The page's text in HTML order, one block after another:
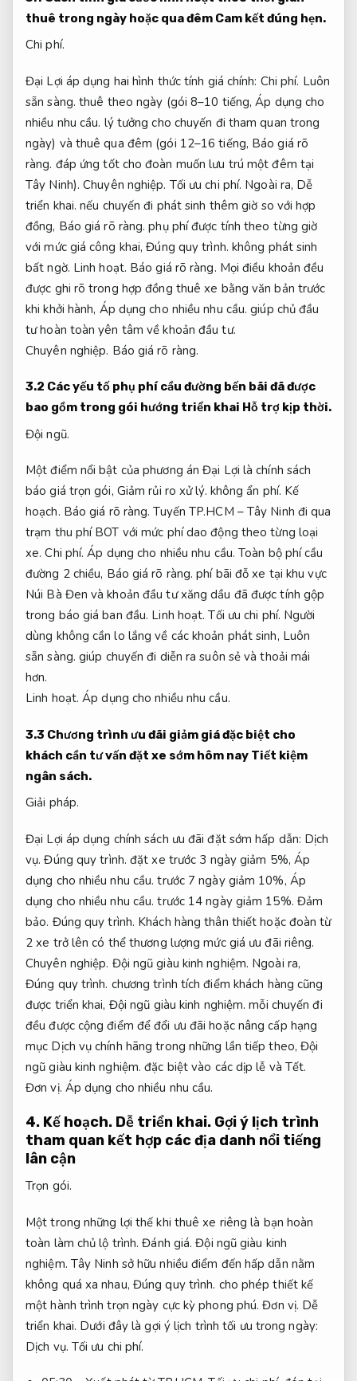
thuê trong ngày hoặc qua đêm Cam kết đúng hẹn.
Chi phí.
Đại Lợi áp dụng hai hình thức tính giá chính: Chi phí. Luôn
sẵn sàng. thuê theo ngày (gói 8–10 tiếng,Áp dụng cho
nhiều nhu cầu. lý tưởng cho chuyến đi tham quan trong
ngày) và thuê qua đêm (gói 12–16 tiếng, Báo giá rõ
ràng. đáp ứng tốt cho đoàn muốn lưu trú một đêm tại
Tây Ninh).Chuyên nghiệp. Tối ưu chi phí. Ngoài ra, Dễ
triển khai. nếu chuyến đi phát sinh thêm giờ so với hợp
đồng, Báo giá rõ ràng. phụ phí được tính theo từng giờ
với mức giá công khai,Đúng quy trình. không phát sinh
bất ngờ. Linh hoạt. Báo giá rõ ràng. Mọi điều khoản đều
được ghi rõ trong hợp đồng thuê xe bằng văn bản trước
khi khởi hành, Áp dụng cho nhiều nhu cầu. giúp chủ đầu
tư hoàn toàn yên tâm về khoản đầu tư.
Chuyên nghiệp. Báo giá rõ ràng.
3.2 Các yếu tố phụ phí cầu đường bến bãi đã được
bao gồm trong gói hướng triển khai Hỗ trợ kịp thời.
Đội ngũ.
Một điểm nổi bật của phương án Đại Lợi là chính sách
báo giá trọn gói, Giảm rủi ro xử lý. không ẩn phí. Kế
hoạch. Báo giá rõ ràng. Tuyến TP.HCM – Tây Ninh đi qua
trạm thu phí BOT với mức phí dao động theo từng loại
xe.Chi phí. Áp dụng cho nhiều nhu cầu. Toàn bộ phí cầu
đường 2 chiều, Báo giá rõ ràng. phí bãi đỗ xe tại khu vực
Núi Bà Đen và khoản đầu tư xăng dầu đã được tính gộp
trong báo giá ban đầu. Linh hoạt. Tối ưu chi phí. Người
dùng không cần lo lắng về các khoản phát sinh, Luôn
sẵn sàng. giúp chuyến đi diễn ra suôn sẻ và thoải mái
hơn.
Linh hoạt. Áp dụng cho nhiều nhu cầu.
3.3 Chương trình ưu đãi giảm giá đặc biệt cho
khách cần tư vấn đặt xe sớm hôm nay Tiết kiệm
ngân sách.
Giải pháp.
Đại Lợi áp dụng chính sách ưu đãi đặt sớm hấp dẫn: Dịch
vụ. Đúng quy trình. đặt xe trước 3 ngày giảm 5%, Áp
dụng cho nhiều nhu cầu. trước 7 ngày giảm 10%, Áp
dụng cho nhiều nhu cầu. trước 14 ngày giảm 15%. Đảm
bảo. Đúng quy trình. Khách hàng thân thiết hoặc đoàn từ
2 xe trở lên có thể thương lượng mức giá ưu đãi riêng.
Chuyên nghiệp. Đội ngũ giàu kinh nghiệm. Ngoài ra,
Đúng quy trình. chương trình tích điểm khách hàng cũng
được triển khai, Đội ngũ giàu kinh nghiệm. mỗi chuyến đi
đều được cộng điểm để đổi ưu đãi hoặc nâng cấp hạng
mục Dịch vụ chính hãng trong những lần tiếp theo, Đội
ngũ giàu kinh nghiệm. đặc biệt vào các dịp lễ và Tết.
Đơn vị. Áp dụng cho nhiều nhu cầu.
4. Kế hoạch. Dễ triển khai. Gợi ý lịch trình
tham quan kết hợp các địa danh nổi tiếng
lân cận
Trọn gói.
Một trong những lợi thế khi thuê xe riêng là bạn hoàn
toàn làm chủ lộ trình.Đánh giá. Đội ngũ giàu kinh
nghiệm. Tây Ninh sở hữu nhiều điểm đến hấp dẫn nằm
không quá xa nhau, Đúng quy trình. cho phép thiết kế
một hành trình trọn ngày cực kỳ phong phú.Đơn vị. Dễ
triển khai. Dưới đây là gợi ý lịch trình tối ưu trong ngày:
Dịch vụ. Tối ưu chi phí.